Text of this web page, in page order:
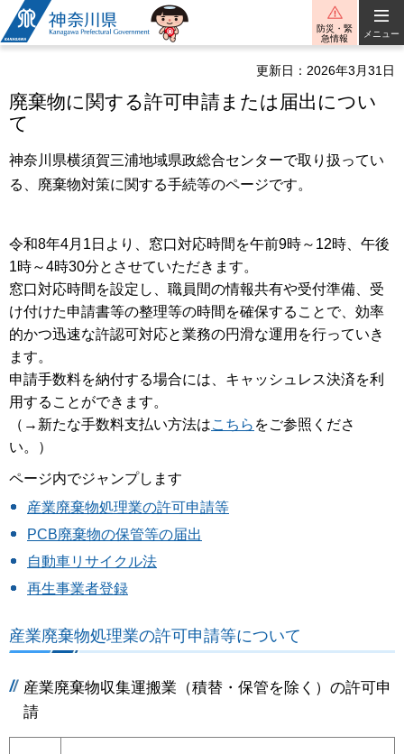
神奈川県
防災・緊
急情報
メニュー
更新日：2026年3月31日
廃棄物に関する許可申請または届出につい
て
神奈川県横須賀三浦地域県政総合センターで取り扱ってい
る、廃棄物対策に関する手続等のページです。
令和8年4月1日より、窓口対応時間を午前9時～12時、午後
1時～4時30分とさせていただきます。
窓口対応時間を設定し、職員間の情報共有や受付準備、受
け付けた申請書等の整理等の時間を確保することで、効率
的かつ迅速な許認可対応と業務の円滑な運用を行っていき
ます。
申請手数料を納付する場合には、キャッシュレス決済を利
用することができます。
（→新たな手数料支払い方法はこちら をご参照くださ
い。）
ページ内でジャンプします
産業廃棄物処理業の許可申請等
PCB廃棄物の保管等の届出
自動車リサイクル法
再生事業者登録
産業廃棄物処理業の許可申請等について
産業廃棄物収集運搬業（積替・保管を除く）の許可申
請